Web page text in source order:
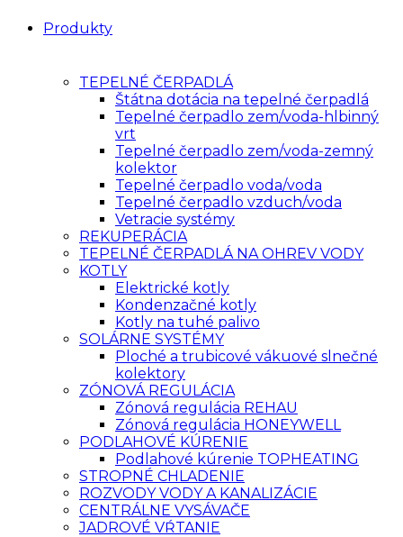
Produkty
TEPELNÉ ČERPADLÁ
Štátna dotácia na tepelné čerpadlá
Tepelné čerpadlo zem/voda-hlbinný
vrt
Tepelné čerpadlo zem/voda-zemný
kolektor
Tepelné čerpadlo voda/voda
Tepelné čerpadlo vzduch/voda
Vetracie systémy
REKUPERÁCIA
TEPELNÉ ČERPADLÁ NA OHREV VODY
KOTLY
Elektrické kotly
Kondenzačné kotly
Kotly na tuhé palivo
SOLÁRNE SYSTÉMY
Ploché a trubicové vákuové slnečné
kolektory
ZÓNOVÁ REGULÁCIA
Zónová regulácia REHAU
Zónová regulácia HONEYWELL
PODLAHOVÉ KÚRENIE
Podlahové kúrenie TOPHEATING
STROPNÉ CHLADENIE
ROZVODY VODY A KANALIZÁCIE
CENTRÁLNE VYSÁVAČE
JADROVÉ VŔTANIE